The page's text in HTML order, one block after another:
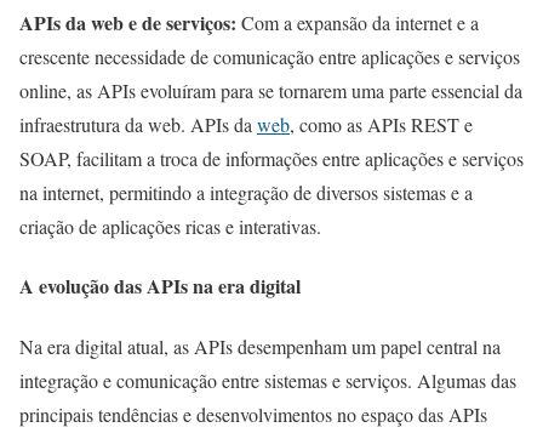
APIs da web e de serviços: Com a expansão da internet e a
crescente necessidade de comunicação entre aplicações e serviços
online, as APIs evoluíram para se tornarem uma parte essencial da
infraestrutura da web. APIs da web, como as APIs REST e
SOAP, facilitam a troca de informações entre aplicações e serviços
na internet, permitindo a integração de diversos sistemas e a
criação de aplicações ricas e interativas.
A evolução das APIs na era digital
Na era digital atual, as APIs desempenham um papel central na
integração e comunicação entre sistemas e serviços. Algumas das
principais tendências e desenvolvimentos no espaço das APIs